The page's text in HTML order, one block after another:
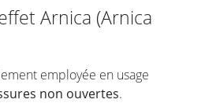
Morte
de pulpe d'argousier
Arnica (Arnica
employée en usage
non ouvertes.